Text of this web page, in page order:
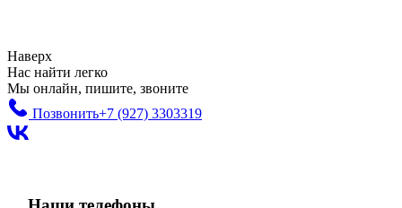
Наверх
Нас найти легко
Мы онлайн, пишите, звоните
Позвонить+7 (927) 3303319